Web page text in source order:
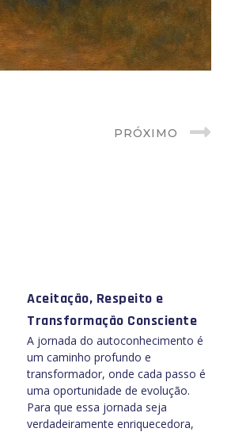
PRÓXIMO
Aceitação, Respeito e
Transformação Consciente
A jornada do autoconhecimento é
um caminho profundo e
transformador, onde cada passo é
uma oportunidade de evolução.
Para que essa jornada seja
verdadeiramente enriquecedora,